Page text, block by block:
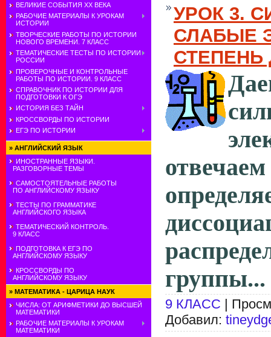
ВЕЛИКИЕ СОБЫТИЯ ХХ ВЕКА
РАБОЧИЕ МАТЕРИАЛЫ К УРОКАМ
ИСТОРИИ
ТВОРЧЕСКИЕ РАБОТЫ ПО ИСТОРИИ
НОВОГО ВРЕМЕНИ. 7 КЛАСС
ТЕМАТИЧЕСКИЕ ТЕСТЫ ПО ИСТОРИИ
РОССИИ
ПРОВЕРОЧНЫЕ И КОНТРОЛЬНЫЕ
РАБОТЫ ПО ИСТОРИИ. 9 КЛАСС
СПРАВОЧНИК ПО ИСТОРИИ ДЛЯ
ПОДГОТОВКИ К ОГЭ
ИСТОРИЯ БЕЗ ТАЙН
КРОССВОРДЫ ПО ИСТОРИИ
ЕГЭ ПО ИСТОРИИ
» АНГЛИЙСКИЙ ЯЗЫК
ИНОСТРАННЫЕ ЯЗЫКИ.
РАЗГОВОРНЫЕ ТЕМЫ
САМОСТОЯТЕЛЬНЫЕ РАБОТЫ
ПО АНГЛИЙСКОМУ ЯЗЫКУ
ТЕСТЫ ПО ГРАММАТИКЕ
АНГЛИЙСКОГО ЯЗЫКА
ТЕМАТИЧЕСКИЙ КОНТРОЛЬ.
9 КЛАСС
ПОДГОТОВКА К ЕГЭ ПО
АНГЛИЙСКОМУ ЯЗЫКУ
КРОССВОРДЫ ПО
АНГЛИЙСКОМУ ЯЗЫКУ
» МАТЕМАТИКА - ЦАРИЦА НАУК
ЧИСЛА: ОТ АРИФМЕТИКИ ДО ВЫСШЕЙ
МАТЕМАТИКИ
РАБОЧИЕ МАТЕРИАЛЫ К УРОКАМ
МАТЕМАТИКИ
УРОК 3.
СЛАБЫЕ
группы...
9 КЛАСС |
Добавил: